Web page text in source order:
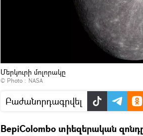
Մերկուրի մոլորակը
© Photo : NASA
Բաժանորդագրվել
BepiColombo տիեզերական